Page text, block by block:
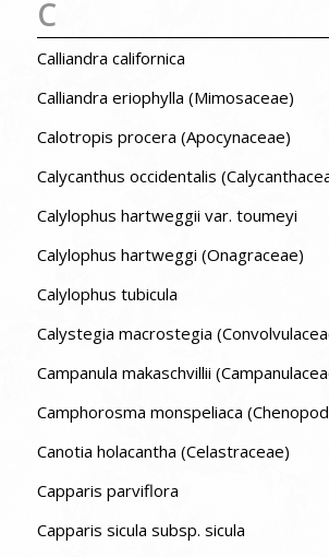
C
Calliandra californica
Calliandra eriophylla (Mimosaceae)
Calotropis procera (Apocynaceae)
Calycanthus occidentalis
Calylophus hartweggii var. toumeyi
Calylophus hartweggi (Onagraceae)
Calylophus tubicula
Calystegia macrostegia
Campanula makaschvillii
Camphorosma monspeliaca
Canotia holacantha (Celastraceae)
Capparis parviflora
Capparis sicula subsp. sicula